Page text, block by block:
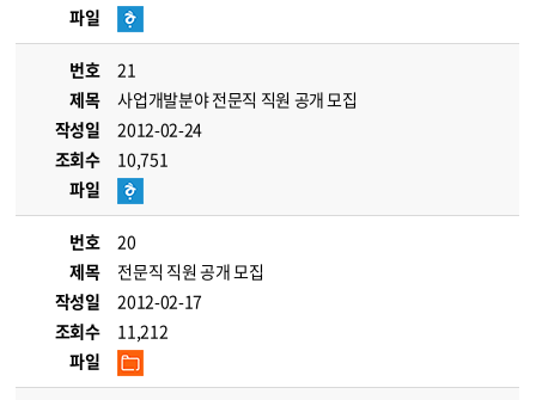
파일
번호
21
제목
사업개발분야 전문직 직원 공개 모집
작성일
2012-02-24
조회수
10,751
파일
번호
20
제목
전문직 직원 공개 모집
작성일
2012-02-17
조회수
11,212
파일